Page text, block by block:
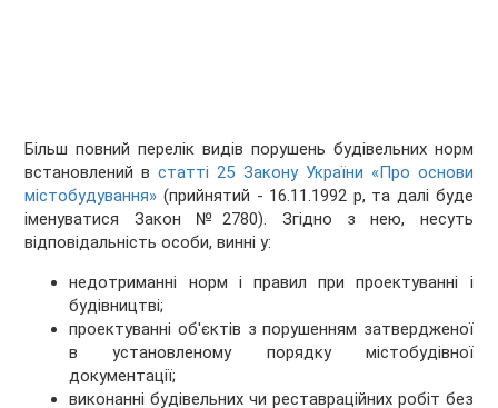
Більш повний перелік видів порушень будівельних норм
встановлений встатті 25 Закону України «Про основи
містобудування» (прийнятий - 16.11.1992 р, та далі буде
іменуватися Закон №2780). Згідно з нею, несуть
відповідальність особи, винні у:
недотриманні норм і правил при проектуванні і
будівництві;
проектуванні об'єктів з порушенням затвердженої
в установленому порядку містобудівної
документації;
виконанні будівельних чи реставраційних робіт без